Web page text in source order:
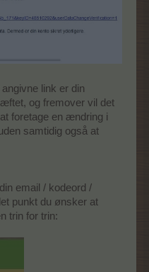
link er din
og fremover vil det
foretage en ændring i
samtidig også at
email / kodeord /
punkt du ønsker at
trin for trin: